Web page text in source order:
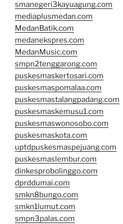
smanegeri3kayuagung.com
mediaplusmedan.com
MedanBatik.com
medanekspres.com
MedanMusic.com
smpn2tenggarong.com
puskesmaskertosari.com
puskesmaspomalaa.com
puskesmastalangpadang.com
puskesmaskemusu1.com
puskesmaswonosobo.com
puskesmaskota.com
uptdpuskesmaspejuang.com
puskesmaslembur.com
dinkesprobolinggo.com
dprddumai.com
smkn8bungo.com
smkn1lumut.com
smpn3palas.com